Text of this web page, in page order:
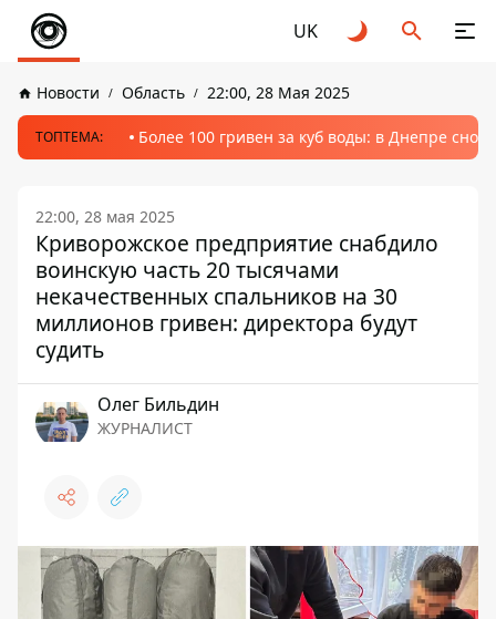
UK
Новости Область 22:00, 28 Мая 2025
ТОПТЕМА: Более 100 гривен за куб воды: в Днепре
22:00, 28 мая 2025
Криворожское предприятие снабдило
воинскую часть 20 тысячами
некачественных спальников на 30
миллионов гривен: директора будут
судить
Олег Бильдин
ЖУРНАЛИСТ